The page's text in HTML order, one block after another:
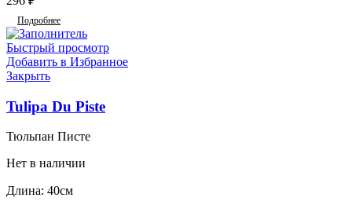
Подробнее
Быстрый просмотр
Добавить в Избранное
Закрыть
Tulipa Du Piste
Тюльпан Писте
Нет в наличии
Длина: 40см